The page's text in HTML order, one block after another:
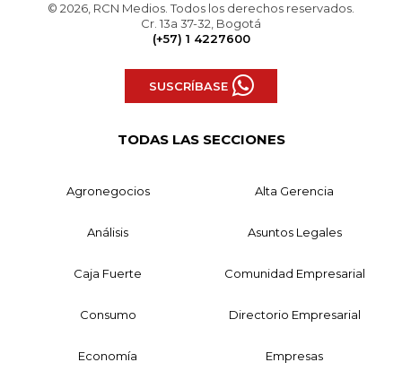
© 2026, RCN Medios. Todos los derechos reservados.
Cr. 13a 37-32, Bogotá
(+57) 1 4227600
SUSCRÍBASE
TODAS LAS SECCIONES
Agronegocios Alta Gerencia
Análisis Asuntos Legales
Caja Fuerte Comunidad Empresarial
Consumo Directorio Empresarial
Economía Empresas